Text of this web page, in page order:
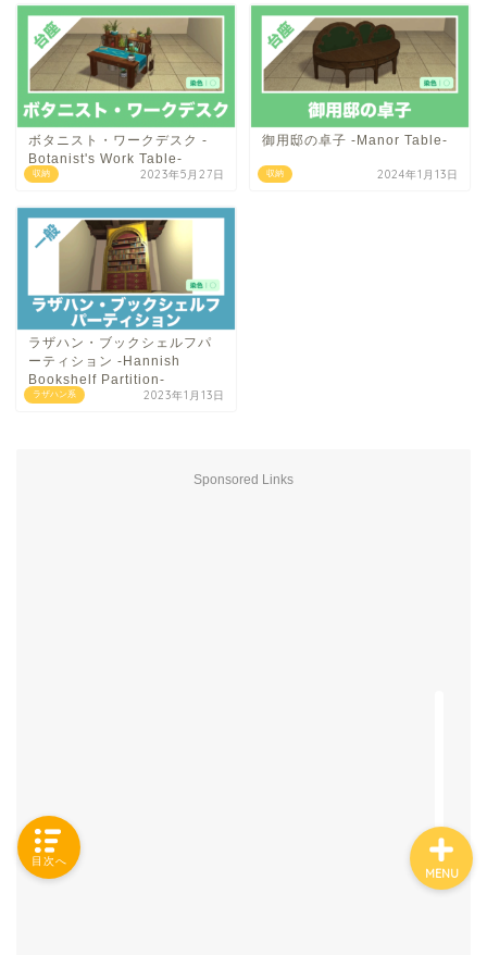
収納
ボタニスト・ワークデスク -
Botanist's Work Table-
2023年5月27日 収納
御用邸の卓子 -Manor Table-
2024年1月13日
ラザハン系
ラザハン・ブックシェルフパ
ーティション -Hannish
Bookshelf Partition-
2023年1月13日
Sponsored Links
MENU
目次へ